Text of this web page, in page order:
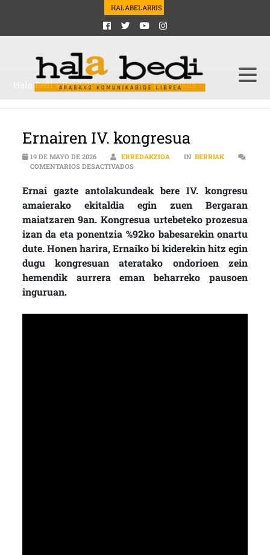
HALABELARRIS
Hala Bedi>Berriak>Ernairen IV. kongresua
Ernairen IV. kongresua
19 DE MAYO DE 2026 ERREDAKZIOA IN BERRIAK
COMENTARIOS DESACTIVADOSEN ERNAIREN IV. KONGRESUA
Ernai gazte antolakundeak bere IV. kongresu
amaierako ekitaldia egin zuen Bergaran
maiatzaren 9an. Kongresua urtebeteko prozesua
izan da eta ponentzia %92ko babesarekin onartu
dute. Honen harira, Ernaiko bi kiderekin hitz egin
dugu kongresuan ateratako ondorioen zein
hemendik aurrera eman beharreko pausoen
inguruan.